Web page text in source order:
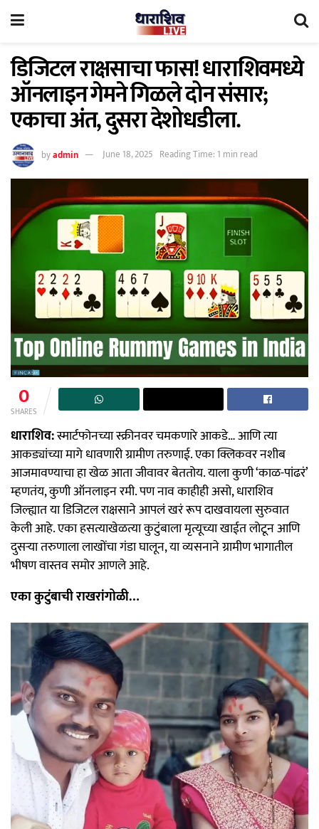
डिजिटल राक्षसाचा फास! धाराशिवमध्ये
ऑनलाइन गेमने गिळले दोन संसार;
एकाचा अंत, दुसरा देशोधडीला.
byadmin June 18, 2025 Reading Time: 1 min read
0
SHARES
धाराशिव:स्मार्टफोनच्या स्क्रीनवर चमकणारे आकडे… आणि त्या
आकड्यांच्या मागे धावणारी ग्रामीण तरुणाई. एका क्लिकवर नशीब
आजमावण्याचा हा खेळ आता जीवावर बेततोय. याला कुणी ‘काळ-पांढरं’
म्हणतंय, कुणी ऑनलाइन रमी. पण नाव काहीही असो, धाराशिव
जिल्ह्यात या डिजिटल राक्षसाने आपलं खरं रूप दाखवायला सुरुवात
केली आहे. एका हसत्याखेळत्या कुटुंबाला मृत्यूच्या खाईत लोटून आणि
दुसऱ्या तरुणाला लाखोंचा गंडा घालून, या व्यसनाने ग्रामीण भागातील
भीषण वास्तव समोर आणले आहे.
एका कुटुंबाची राखरांगोळी…